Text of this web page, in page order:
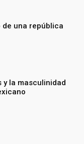
una república
y la masculinidad